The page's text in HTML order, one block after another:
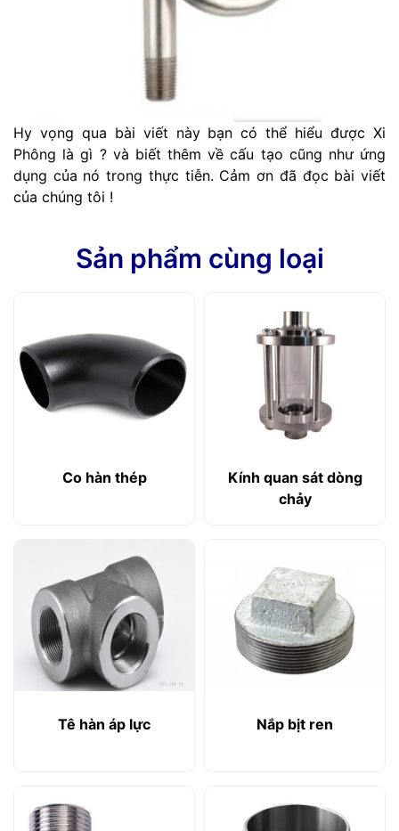
Hy vọng qua bài viết này bạn có thể hiểu được Xi
Phông là gì ? và biết thêm về cấu tạo cũng như ứng
dụng của nó trong thực tiễn. Cảm ơn đã đọc bài viết
của chúng tôi !
Sản phẩm cùng loại
Co hàn thép
Kính quan sát dòng
chảy
Tê hàn áp lực Nắp bịt ren